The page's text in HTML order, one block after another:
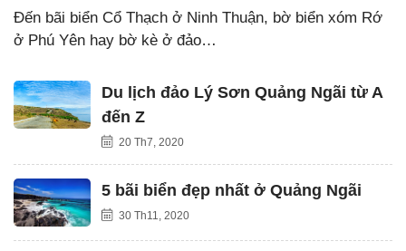
Đến bãi biển Cổ Thạch ở Ninh Thuận, bờ biển xóm Rớ
ở Phú Yên hay bờ kè ở đảo…
Du lịch đảo Lý Sơn Quảng Ngãi từ A
đến Z
20 Th7, 2020
5 bãi biển đẹp nhất ở Quảng Ngãi
30 Th11, 2020